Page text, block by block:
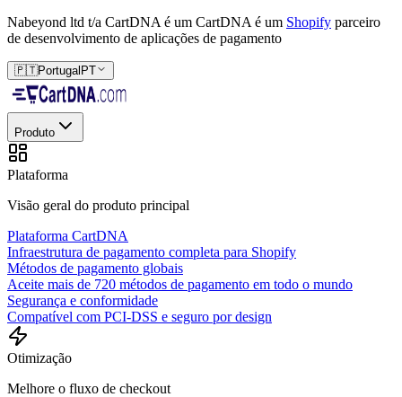
Nabeyond ltd t/a CartDNA é um CartDNA é um Shopify parceiro
de desenvolvimento de aplicações de pagamento
🇵🇹Portugal PT
Produto
Plataforma
Visão geral do produto principal
Plataforma CartDNA
Infraestrutura de pagamento completa para Shopify
Métodos de pagamento globais
Aceite mais de 720 métodos de pagamento em todo o mundo
Segurança e conformidade
Compatível com PCI-DSS e seguro por design
Otimização
Melhore o fluxo de checkout